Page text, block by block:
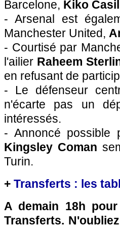
Barcelone, Kiko
- Arsenal est
Manchester United,
- Courtisé par
l'ailier Raheem
en refusant de
- Le défenseur
n'écarte pas un
intéressés.
- Annoncé possible
Kingsley Coman
Turin.
+ Transferts : les
A demain 18h
Transferts.